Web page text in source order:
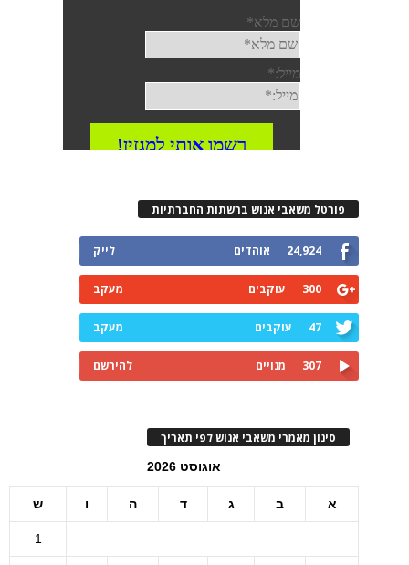
פורטל משאבי אנוש ברשתות החברתיות
24,924 אוהדים לייק
300 עוקבים מעקב
47 עוקבים מעקב
307 מנויים להירשם
סינון מאמרי משאבי אנוש לפי תאריך
אוגוסט 2026
א ב ג ד ה ו ש
1